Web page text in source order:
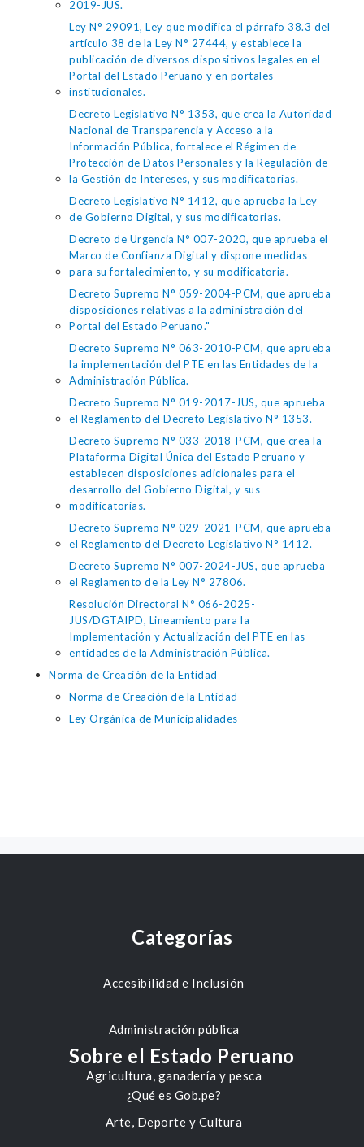
2019-JUS.
Ley N° 29091, Ley que modifica el párrafo 38.3 del
artículo 38 de la Ley N° 27444, y establece la
publicación de diversos dispositivos legales en el
Portal del Estado Peruano y en portales
institucionales.
Decreto Legislativo N° 1353, que crea la Autoridad
Nacional de Transparencia y Acceso a la
Información Pública, fortalece el Régimen de
Protección de Datos Personales y la Regulación de
la Gestión de Intereses, y sus modificatorias.
Decreto Legislativo N° 1412, que aprueba la Ley
de Gobierno Digital, y sus modificatorias.
Decreto de Urgencia N° 007-2020, que aprueba el
Marco de Confianza Digital y dispone medidas
para su fortalecimiento, y su modificatoria.
Decreto Supremo N° 059-2004-PCM, que aprueba
disposiciones relativas a la administración del
Portal del Estado Peruano."
Decreto Supremo N° 063-2010-PCM, que aprueba
la implementación del PTE en las Entidades de la
Administración Pública.
Decreto Supremo N° 019-2017-JUS, que aprueba
el Reglamento del Decreto Legislativo N° 1353.
Decreto Supremo N° 033-2018-PCM, que crea la
Plataforma Digital Única del Estado Peruano y
establecen disposiciones adicionales para el
desarrollo del Gobierno Digital, y sus
modificatorias.
Decreto Supremo N° 029-2021-PCM, que aprueba
el Reglamento del Decreto Legislativo N° 1412.
Decreto Supremo N° 007-2024-JUS, que aprueba
el Reglamento de la Ley N° 27806.
Resolución Directoral N° 066-2025-
JUS/DGTAIPD, Lineamiento para la
Implementación y Actualización del PTE en las
entidades de la Administración Pública.
Norma de Creación de la Entidad
Norma de Creación de la Entidad
Ley Orgánica de Municipalidades
Categorías
Accesibilidad e Inclusión
Administración pública
Agricultura, ganadería y pesca
Arte, Deporte y Cultura
Sobre el Estado Peruano
¿Qué es Gob.pe?